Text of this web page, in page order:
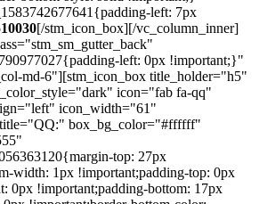
left: 7px
[/stm_icon_box][/vc_column_inner]
left: 0px !important;}"
md-6"][stm_icon_box title_holder="h5"
icon="fab fa-qq"
icon_width="61"
box_bg_color="#ffffff"
top: 27px
width: 1px !important;padding-top: 0px
0px !important;padding-bottom: 17px